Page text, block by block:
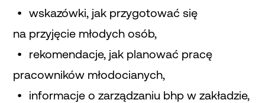
wskazówki, jak przygotować się
na przyjęcie młodych osób,
rekomendacje, jak planować pracę
pracowników młodocianych,
informacje o zarządzaniu bhp w zakładzie,